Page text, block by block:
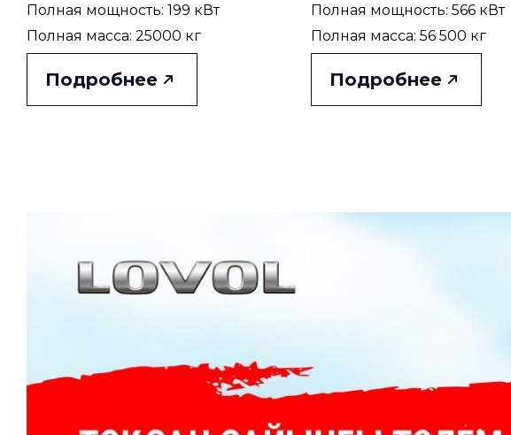
Полная мощность: 199 кВт
Полная масса: 25000 кг
Подробнее
Полная мощность: 566 кВт
Полная масса: 56 500 кг
Подробнее